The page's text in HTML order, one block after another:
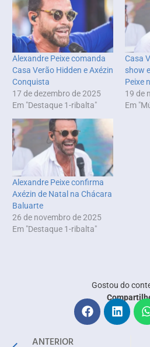
Alexandre Peixe comanda
Casa Verão Hidden e Axézin
Conquista
17 de dezembro de 2025
Em "Destaque 1-ribalta"
Casa
show
Peixe
19 de
Em
Alexandre Peixe confirma
Axézin de Natal na Chácara
Baluarte
26 de novembro de 2025
Em "Destaque 1-ribalta"
Gostou do
ANTERIOR